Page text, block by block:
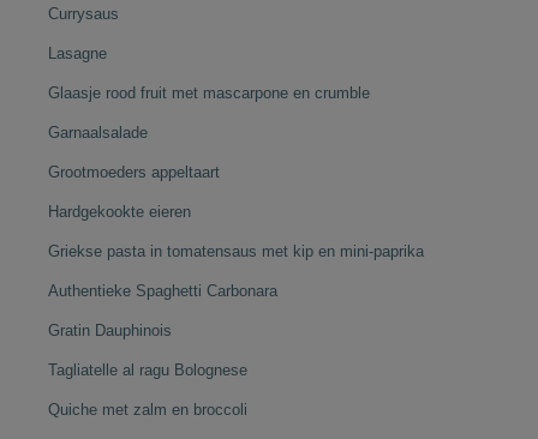
Currysaus
Lasagne
Glaasje rood fruit met mascarpone en crumble
Garnaalsalade
Grootmoeders appeltaart
Hardgekookte eieren
Griekse pasta in tomatensaus met kip en mini-paprika
Authentieke Spaghetti Carbonara
Gratin Dauphinois
Tagliatelle al ragu Bolognese
Quiche met zalm en broccoli